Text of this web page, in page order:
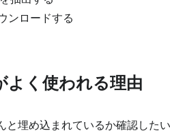
ンロードする
よく使われる理由
と埋め込まれているか確認したい